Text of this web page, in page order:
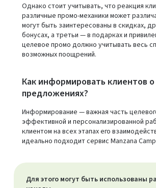
Однако стоит учитывать, что реакция
различные промо-механики может
могут быть заинтересованы в скидках,
бонусах, а третьи — в подарках и
целевое промо должно учитывать весь
возможных поощрений.
Как информировать клиентов о
предложениях?
Информирование — важная часть
эффективной и персонализированной
клиентом на всех этапах его
идеально подходит сервис Manzana
Для этого могут быть использованы